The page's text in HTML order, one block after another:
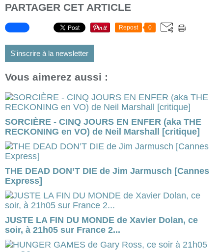
PARTAGER CET ARTICLE
Repost 0
S'inscrire à la newsletter
Vous aimerez aussi :
SORCIÈRE - CINQ JOURS EN ENFER (aka THE
RECKONING en VO) de Neil Marshall [critique]
THE DEAD DON’T DIE de Jim Jarmusch [Cannes
Express]
JUSTE LA FIN DU MONDE de Xavier Dolan, ce
soir, à 21h05 sur France 2...